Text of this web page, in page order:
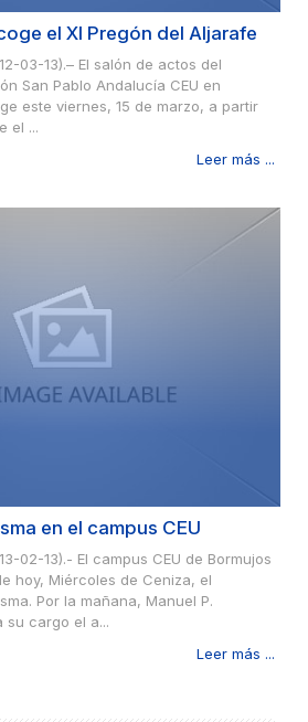
el XI Pregón del Aljarafe
03-13).– El salón de actos del
San Pablo Andalucía CEU en
este viernes, 15 de marzo, a partir
el ...
Leer más ...
en el campus CEU
02-13).- El campus CEU de Bormujos
hoy, Miércoles de Ceniza, el
Por la mañana, Manuel P.
su cargo el a...
Leer más ...